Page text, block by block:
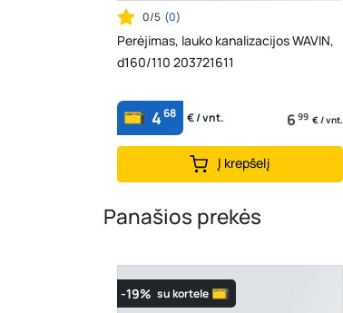
0/5 (0)
Perėjimas, lauko kanalizacijos WAVIN,
d160/110 203721611
468 € / vnt. 6 99 € / vnt.
Į krepšelį
Panašios prekės
-19% su kortele